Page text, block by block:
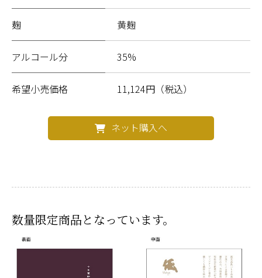
麹 黄麹
アルコール分 35%
希望小売価格 11,124円（税込）
ネット購入へ
数量限定商品となっています。